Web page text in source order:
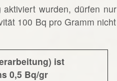
wurden, dürfen nur
100 Bq pro Gramm nicht
ist
0,5 Bq/gr